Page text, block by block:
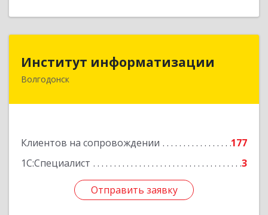
Институт информатизации
Волгодонск
Клиентов на сопровождении
177
1С:Специалист
3
Отправить заявку
Институт информатизации
347383, Ростовская обл, Волгодонск г, Маршала
Отправить заявку